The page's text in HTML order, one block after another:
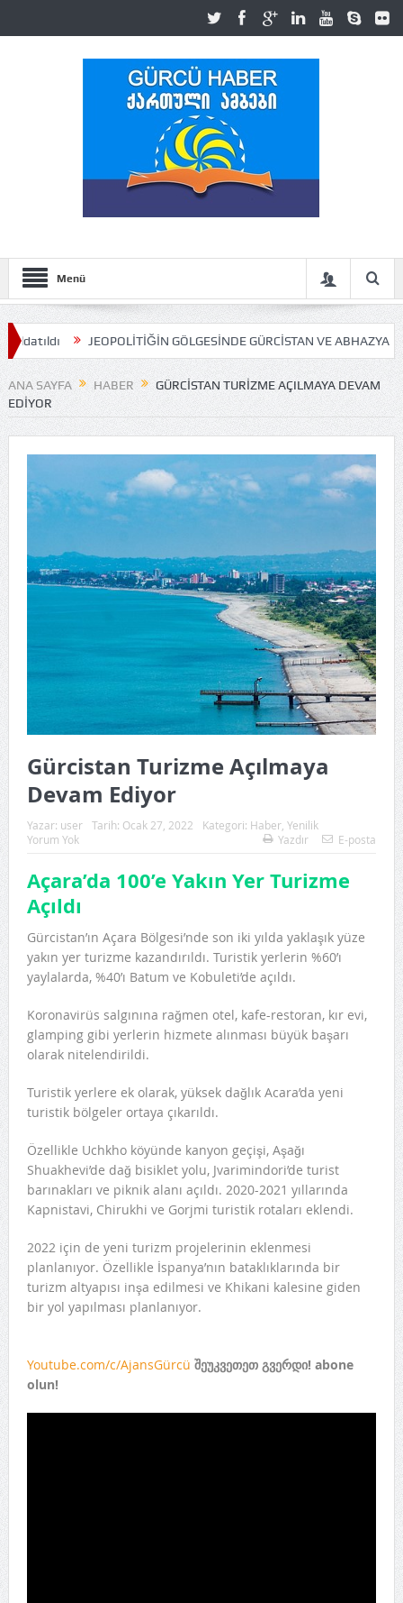
Menü
JEOPOLİTİĞİN GÖLGESİNDE GÜRCİSTAN VE ABHAZYA MESELESİ
ANA SAYFA HABER
GÜRCISTAN TURIZME AÇILMAYA DEVAM
EDIYOR
Gürcistan Turizme Açılmaya
Devam Ediyor
Yazar: user Tarih: Ocak 27, 2022 Kategori: Haber, Yenilik
Yorum Yok
Yazdır E-posta
Açara’da 100’e Yakın Yer Turizme
Açıldı
Gürcistan’ın Açara Bölgesi’nde son iki yılda yaklaşık yüze
yakın yer turizme kazandırıldı. Turistik yerlerin %60’ı
yaylalarda, %40’ı Batum ve Kobuleti’de açıldı.
Koronavirüs salgınına rağmen otel, kafe-restoran, kır evi,
glamping gibi yerlerin hizmete alınması büyük başarı
olarak nitelendirildi.
Turistik yerlere ek olarak, yüksek dağlık Acara’da yeni
turistik bölgeler ortaya çıkarıldı.
Özellikle Uchkho köyünde kanyon geçişi, Aşağı
Shuakhevi’de dağ bisiklet yolu, Jvarimindori’de turist
barınakları ve piknik alanı açıldı. 2020-2021 yıllarında
Kapnistavi, Chirukhi ve Gorjmi turistik rotaları eklendi.
2022 için de yeni turizm projelerinin eklenmesi
planlanıyor. Özellikle İspanya’nın bataklıklarında bir
turizm altyapısı inşa edilmesi ve Khikani kalesine giden
bir yol yapılması planlanıyor.
Youtube.com/c/AjansGürcü შეუკვეთეთ გვერდი! abone
olun!